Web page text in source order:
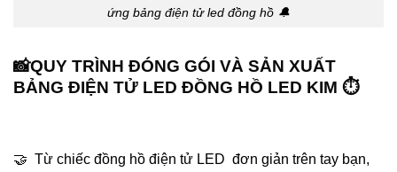
ứng bảng điện tử led đồng hồ 🔔
📸QUY TRÌNH ĐÓNG GÓI VÀ SẢN XUẤT
BẢNG ĐIỆN TỬ LED ĐỒNG HỒ LED KIM ⏱️
🤝 Từ chiếc đồng hồ điện tử LED đơn giản trên tay bạn,